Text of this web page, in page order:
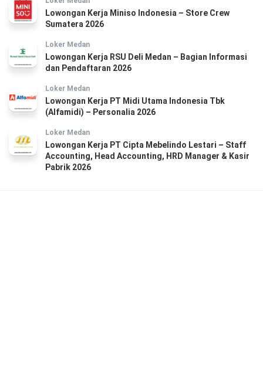
Lowongan Kerja Miniso Indonesia – Store Crew
Sumatera 2026
Loker Medan
Lowongan Kerja RSU Deli Medan – Bagian Informasi
dan Pendaftaran 2026
Loker Medan
Lowongan Kerja PT Midi Utama Indonesia Tbk
(Alfamidi) – Personalia 2026
Loker Medan
Lowongan Kerja PT Cipta Mebelindo Lestari – Staff
Accounting, Head Accounting, HRD Manager & Kasir
Pabrik 2026